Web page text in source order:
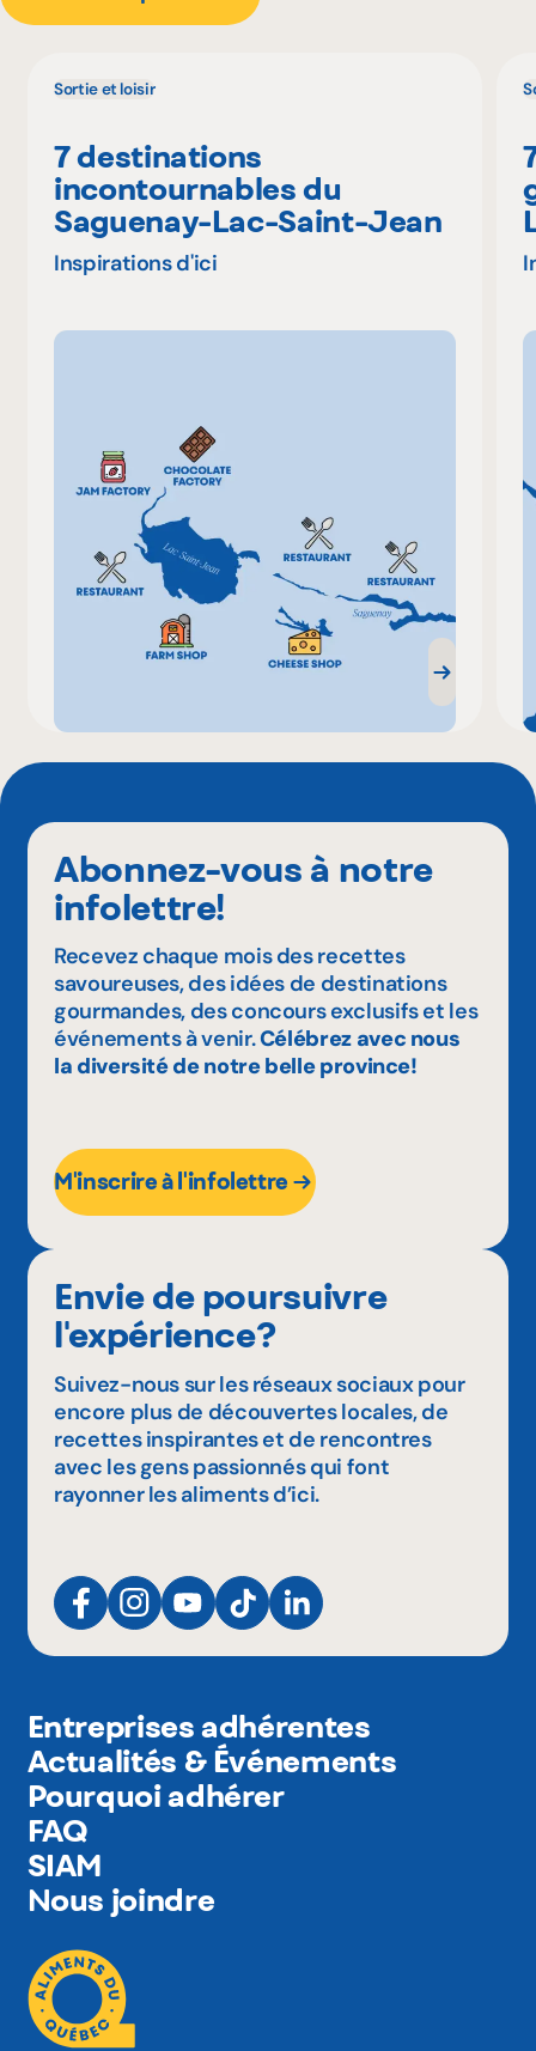
Sortie et loisir
7 destinations
incontournables du
Saguenay-Lac-Saint-Jean
Inspirations d'ici
Abonnez-vous à notre
infolettre!
Recevez chaque mois des recettes
savoureuses, des idées de destinations
gourmandes, des concours exclusifs et les
événements à venir.Célébrez avec nous
la diversité de notre belle province!
M'inscrire à l'infolettre
Envie de poursuivre
l'expérience?
Suivez-nous sur les réseaux sociaux pour
encore plus de découvertes locales, de
recettes inspirantes et de rencontres
avec les gens passionnés qui font
rayonner les aliments d’ici.
Entreprises adhérentes
Actualités & Événements
Pourquoi adhérer
FAQ
SIAM
Nous joindre